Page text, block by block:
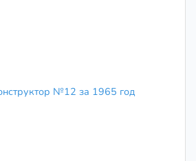
№12 за 1965 год